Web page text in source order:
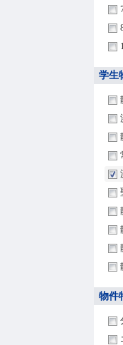
学生
物件